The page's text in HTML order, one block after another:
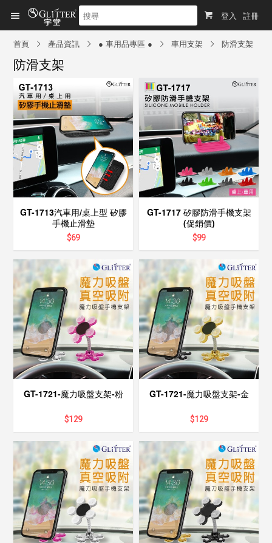
登入 註冊
首頁 產品資訊 ● 車用品專區 ● 車用支架 防滑支架
防滑支架
GT-1713汽車用/桌上型 矽膠
手機止滑墊
$69
GT-1717 矽膠防滑手機支架
(促銷價)
$99
GT-1721-魔力吸盤支架-粉
$129
GT-1721-魔力吸盤支架-金
$129